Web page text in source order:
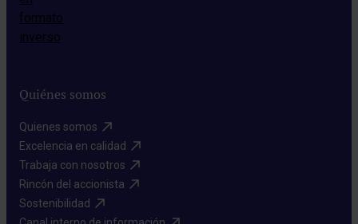
Quiénes somos
Quienes somos​
Excelencia en calidad​
Trabaja con nosotros​
Rincón del accionista​
Sostenibilidad​